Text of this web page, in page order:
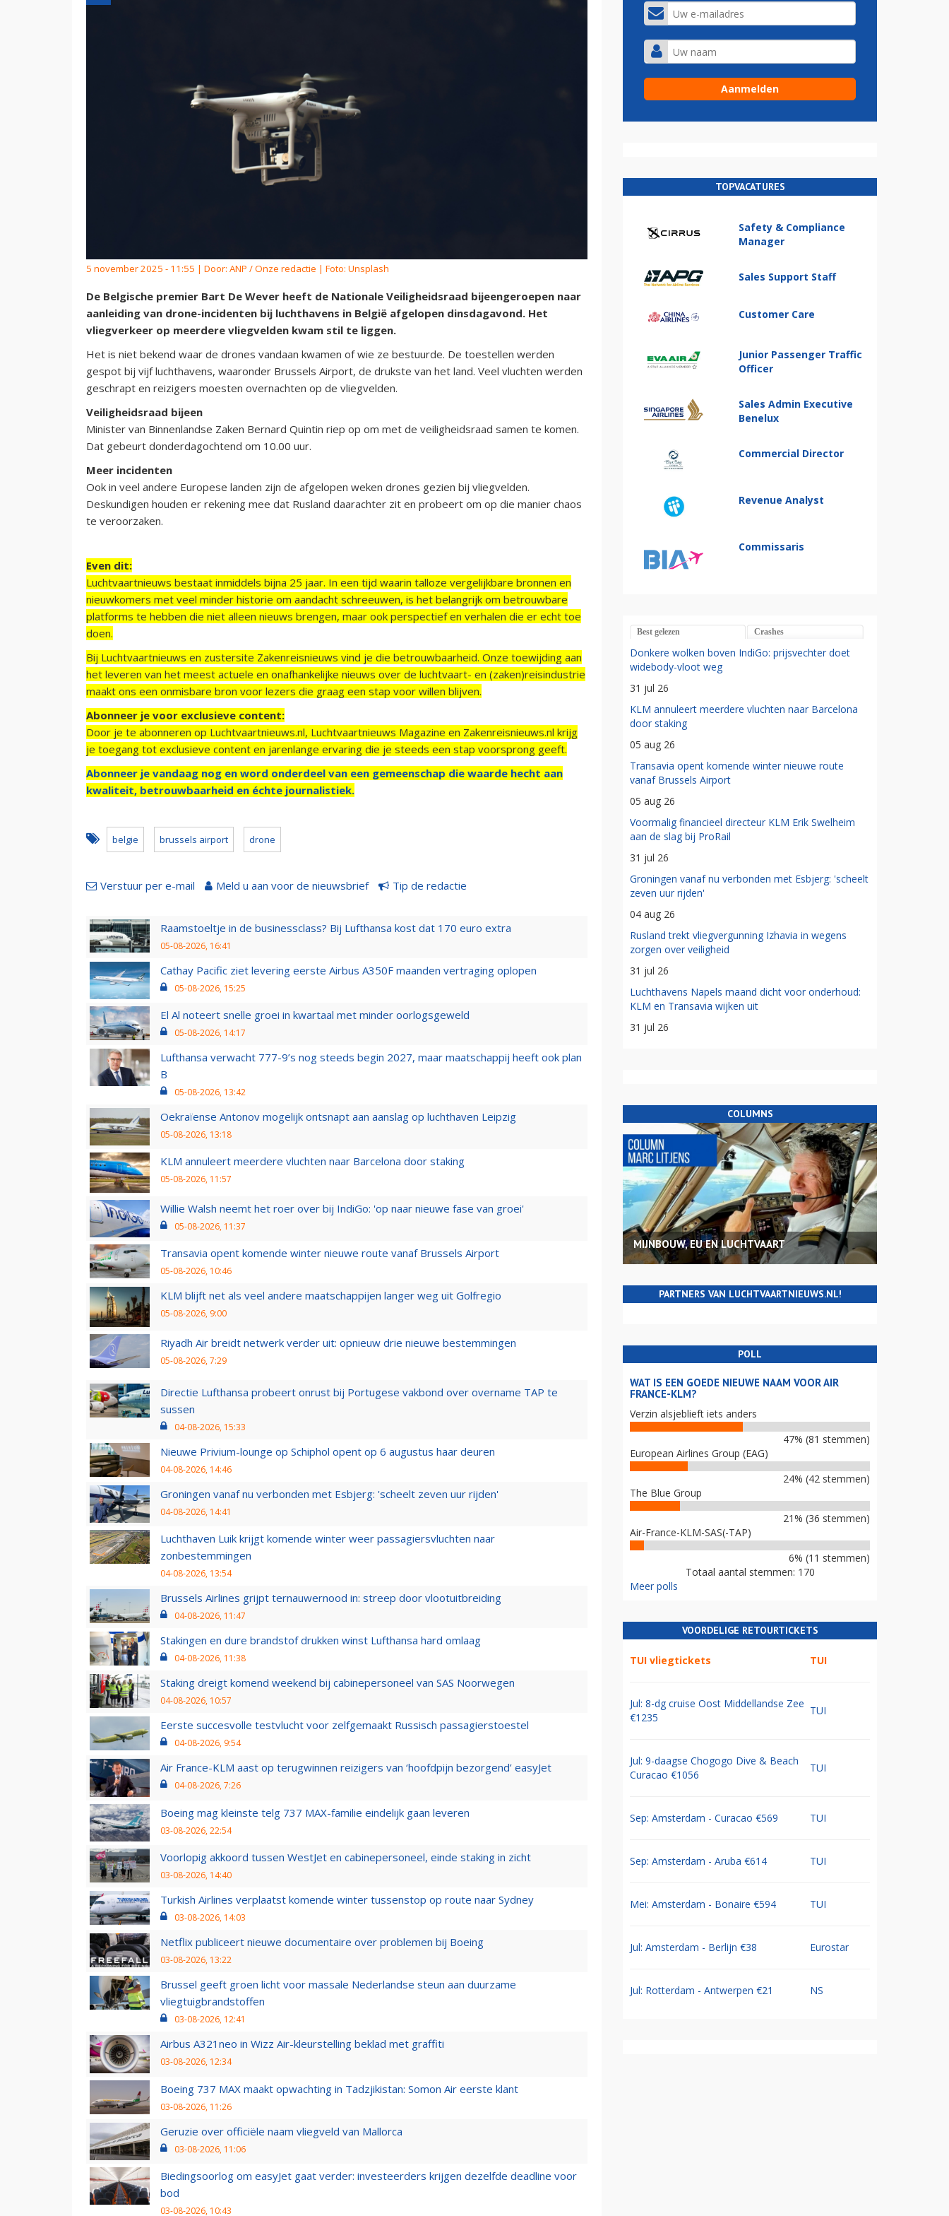
5 november 2025 - 11:55 | Door: ANP / Onze redactie | Foto: Unsplash
De Belgische premier Bart De Wever heeft de Nationale Veiligheidsraad bijeengeroepen naar
aanleiding van drone-incidenten bij luchthavens in België afgelopen dinsdagavond. Het
vliegverkeer op meerdere vliegvelden kwam stil te liggen.
Het is niet bekend waar de drones vandaan kwamen of wie ze bestuurde. De toestellen werden
gespot bij vijf luchthavens, waaronder Brussels Airport, de drukste van het land. Veel vluchten werden
geschrapt en reizigers moesten overnachten op de vliegvelden.
Veiligheidsraad bijeen
Minister van Binnenlandse Zaken Bernard Quintin riep op om met de veiligheidsraad samen te komen.
Dat gebeurt donderdagochtend om 10.00 uur.
Meer incidenten
Ook in veel andere Europese landen zijn de afgelopen weken drones gezien bij vliegvelden.
Deskundigen houden er rekening mee dat Rusland daarachter zit en probeert om op die manier chaos
te veroorzaken.
Even dit:
Luchtvaartnieuws bestaat inmiddels bijna 25 jaar. In een tijd waarin talloze vergelijkbare bronnen en
nieuwkomers met veel minder historie om aandacht schreeuwen, is het belangrijk om betrouwbare
platforms te hebben die niet alleen nieuws brengen, maar ook perspectief en verhalen die er echt toe
doen.
Bij Luchtvaartnieuws en zustersite Zakenreisnieuws vind je die betrouwbaarheid. Onze toewijding aan
het leveren van het meest actuele en onafhankelijke nieuws over de luchtvaart- en (zaken)reisindustrie
maakt ons een onmisbare bron voor lezers die graag een stap voor willen blijven.
Abonneer je voor exclusieve content:
Door je te abonneren op Luchtvaartnieuws.nl, Luchtvaartnieuws Magazine en Zakenreisnieuws.nl krijg
je toegang tot exclusieve content en jarenlange ervaring die je steeds een stap voorsprong geeft.
Abonneer je vandaag nog en word onderdeel van een gemeenschap die waarde hecht aan
kwaliteit, betrouwbaarheid en échte journalistiek.
belgie brussels airport drone
Verstuur per e-mail Meld u aan voor de nieuwsbrief Tip de redactie
Raamstoeltje in de businessclass? Bij Lufthansa kost dat 170 euro extra
05-08-2026, 16:41
Cathay Pacific ziet levering eerste Airbus A350F maanden vertraging oplopen
05-08-2026, 15:25
El Al noteert snelle groei in kwartaal met minder oorlogsgeweld
05-08-2026, 14:17
Lufthansa verwacht 777-9’s nog steeds begin 2027, maar maatschappij heeft ook plan
B
05-08-2026, 13:42
Oekraïense Antonov mogelijk ontsnapt aan aanslag op luchthaven Leipzig
05-08-2026, 13:18
KLM annuleert meerdere vluchten naar Barcelona door staking
05-08-2026, 11:57
Willie Walsh neemt het roer over bij IndiGo: 'op naar nieuwe fase van groei'
05-08-2026, 11:37
Transavia opent komende winter nieuwe route vanaf Brussels Airport
05-08-2026, 10:46
KLM blijft net als veel andere maatschappijen langer weg uit Golfregio
05-08-2026, 9:00
Riyadh Air breidt netwerk verder uit: opnieuw drie nieuwe bestemmingen
05-08-2026, 7:29
Directie Lufthansa probeert onrust bij Portugese vakbond over overname TAP te
sussen
04-08-2026, 15:33
Nieuwe Privium-lounge op Schiphol opent op 6 augustus haar deuren
04-08-2026, 14:46
Groningen vanaf nu verbonden met Esbjerg: 'scheelt zeven uur rijden'
04-08-2026, 14:41
Luchthaven Luik krijgt komende winter weer passagiersvluchten naar
zonbestemmingen
04-08-2026, 13:54
Brussels Airlines grijpt ternauwernood in: streep door vlootuitbreiding
04-08-2026, 11:47
Stakingen en dure brandstof drukken winst Lufthansa hard omlaag
04-08-2026, 11:38
Staking dreigt komend weekend bij cabinepersoneel van SAS Noorwegen
04-08-2026, 10:57
Eerste succesvolle testvlucht voor zelfgemaakt Russisch passagierstoestel
04-08-2026, 9:54
Air France-KLM aast op terugwinnen reizigers van ‘hoofdpijn bezorgend’ easyJet
04-08-2026, 7:26
Boeing mag kleinste telg 737 MAX-familie eindelijk gaan leveren
03-08-2026, 22:54
Voorlopig akkoord tussen WestJet en cabinepersoneel, einde staking in zicht
03-08-2026, 14:40
Turkish Airlines verplaatst komende winter tussenstop op route naar Sydney
03-08-2026, 14:03
Netflix publiceert nieuwe documentaire over problemen bij Boeing
03-08-2026, 13:22
Brussel geeft groen licht voor massale Nederlandse steun aan duurzame
vliegtuigbrandstoffen
03-08-2026, 12:41
Airbus A321neo in Wizz Air-kleurstelling beklad met graffiti
03-08-2026, 12:34
Boeing 737 MAX maakt opwachting in Tadzjikistan: Somon Air eerste klant
03-08-2026, 11:26
Geruzie over officiële naam vliegveld van Mallorca
03-08-2026, 11:06
Biedingsoorlog om easyJet gaat verder: investeerders krijgen dezelfde deadline voor
bod
03-08-2026, 10:43
TOPVACATURES
Safety & Compliance
Manager
Sales Support Staff
Customer Care
Junior Passenger Traffic
Officer
Sales Admin Executive
Benelux
Commercial Director
Revenue Analyst
Commissaris
Best gelezen Crashes
Donkere wolken boven IndiGo: prijsvechter doet
widebody-vloot weg
31 jul 26
KLM annuleert meerdere vluchten naar Barcelona
door staking
05 aug 26
Transavia opent komende winter nieuwe route
vanaf Brussels Airport
05 aug 26
Voormalig financieel directeur KLM Erik Swelheim
aan de slag bij ProRail
31 jul 26
Groningen vanaf nu verbonden met Esbjerg: 'scheelt
zeven uur rijden'
04 aug 26
Rusland trekt vliegvergunning Izhavia in wegens
zorgen over veiligheid
31 jul 26
Luchthavens Napels maand dicht voor onderhoud:
KLM en Transavia wijken uit
31 jul 26
COLUMNS
MIJNBOUW, EU EN LUCHTVAART
PARTNERS VAN LUCHTVAARTNIEUWS.NL!
POLL
WAT IS EEN GOEDE NIEUWE NAAM VOOR AIR
FRANCE-KLM?
Verzin alsjeblieft iets anders
47% (81 stemmen)
European Airlines Group (EAG)
24% (42 stemmen)
The Blue Group
21% (36 stemmen)
Air-France-KLM-SAS(-TAP)
6% (11 stemmen)
Totaal aantal stemmen: 170
Meer polls
VOORDELIGE RETOURTICKETS
TUI vliegtickets TUI
Jul: 8-dg cruise Oost Middellandse Zee
€1235
TUI
Jul: 9-daagse Chogogo Dive & Beach
Curacao €1056
TUI
Sep: Amsterdam - Curacao €569 TUI
Sep: Amsterdam - Aruba €614 TUI
Mei: Amsterdam - Bonaire €594 TUI
Jul: Amsterdam - Berlijn €38 Eurostar
Jul: Rotterdam - Antwerpen €21 NS